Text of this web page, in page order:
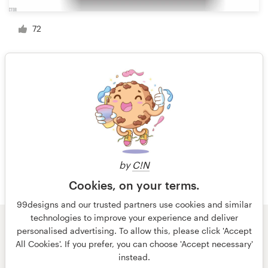
by C!N
Cookies, on your terms.
99designs and our trusted partners use cookies and similar
technologies to improve your experience and deliver
personalised advertising. To allow this, please click 'Accept
All Cookies'. If you prefer, you can choose 'Accept necessary'
instead.
72
1 de 10
© 99designs
por Vista
Termos e condições
Privacidade
Dados sobre a empresa